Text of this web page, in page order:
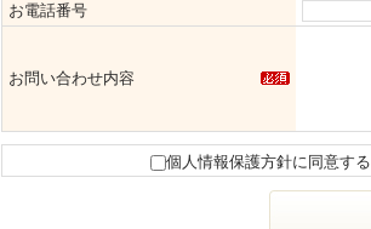
お電話番号
お問い合わせ内容
個人情報保護方針に同意する